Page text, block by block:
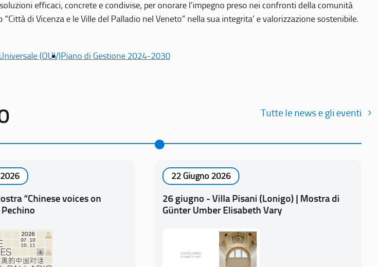
efficaci, concrete e condivise, per onorare l’impegno preso nei confronti della comunità
di Vicenza e le Ville del Palladio nel Veneto” nella sua integrita’ e valorizzazione sostenibile.
(OUV)Piano di Gestione 2024-2030
Tutte le news e gli eventi
“Chinese voices on
22 Giugno 2026
26 giugno - Villa Pisani (Lonigo) | Mostra di
Günter Umber Elisabeth Vary